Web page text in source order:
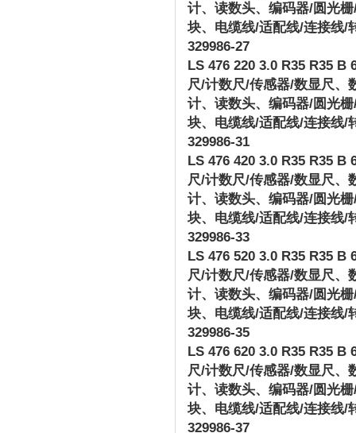
计、读数头、编码器/圆光栅
块、电缆线/适配线/连接线/
329986-27
LS 476 220 3.0 R35 R35 B
尺/计数尺/传感器/数显尺、
计、读数头、编码器/圆光栅
块、电缆线/适配线/连接线/
329986-31
LS 476 420 3.0 R35 R35 B
尺/计数尺/传感器/数显尺、
计、读数头、编码器/圆光栅
块、电缆线/适配线/连接线/
329986-33
LS 476 520 3.0 R35 R35 B
尺/计数尺/传感器/数显尺、
计、读数头、编码器/圆光栅
块、电缆线/适配线/连接线/
329986-35
LS 476 620 3.0 R35 R35 B
尺/计数尺/传感器/数显尺、
计、读数头、编码器/圆光栅
块、电缆线/适配线/连接线/
329986-37